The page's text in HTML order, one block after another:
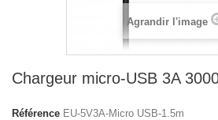
Agrandir l'image
Chargeur micro-USB 3A
Référence EU-5V3A-Micro USB-1.5m